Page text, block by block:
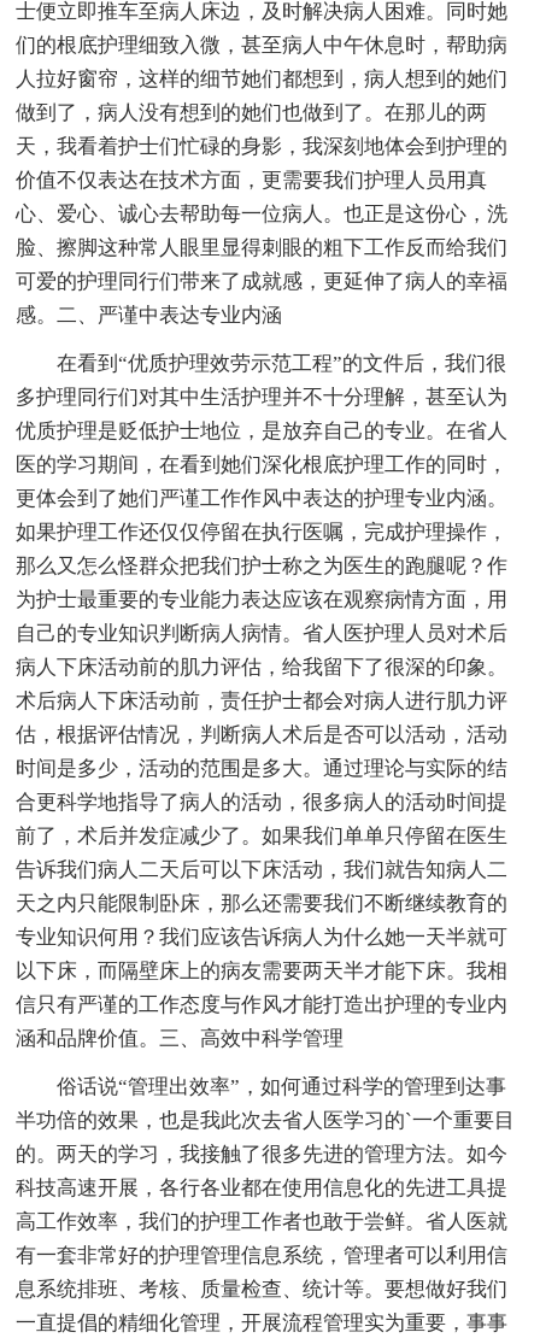
士便立即推车至病人床边，及时解决病人困难。同时她
们的根底护理细致入微，甚至病人中午休息时，帮助病
人拉好窗帘，这样的细节她们都想到，病人想到的她们
做到了，病人没有想到的她们也做到了。在那儿的两
天，我看着护士们忙碌的身影，我深刻地体会到护理的
价值不仅表达在技术方面，更需要我们护理人员用真
心、爱心、诚心去帮助每一位病人。也正是这份心，洗
脸、擦脚这种常人眼里显得刺眼的粗下工作反而给我们
可爱的护理同行们带来了成就感，更延伸了病人的幸福
感。二、严谨中表达专业内涵
在看到“优质护理效劳示范工程”的文件后，我们很
多护理同行们对其中生活护理并不十分理解，甚至认为
优质护理是贬低护士地位，是放弃自己的专业。在省人
医的学习期间，在看到她们深化根底护理工作的同时，
更体会到了她们严谨工作作风中表达的护理专业内涵。
如果护理工作还仅仅停留在执行医嘱，完成护理操作，
那么又怎么怪群众把我们护士称之为医生的跑腿呢？作
为护士最重要的专业能力表达应该在观察病情方面，用
自己的专业知识判断病人病情。省人医护理人员对术后
病人下床活动前的肌力评估，给我留下了很深的印象。
术后病人下床活动前，责任护士都会对病人进行肌力评
估，根据评估情况，判断病人术后是否可以活动，活动
时间是多少，活动的范围是多大。通过理论与实际的结
合更科学地指导了病人的活动，很多病人的活动时间提
前了，术后并发症减少了。如果我们单单只停留在医生
告诉我们病人二天后可以下床活动，我们就告知病人二
天之内只能限制卧床，那么还需要我们不断继续教育的
专业知识何用？我们应该告诉病人为什么她一天半就可
以下床，而隔壁床上的病友需要两天半才能下床。我相
信只有严谨的工作态度与作风才能打造出护理的专业内
涵和品牌价值。三、高效中科学管理
俗话说“管理出效率”，如何通过科学的管理到达事
半功倍的效果，也是我此次去省人医学习的`一个重要目
的。两天的学习，我接触了很多先进的管理方法。如今
科技高速开展，各行各业都在使用信息化的先进工具提
高工作效率，我们的护理工作者也敢于尝鲜。省人医就
有一套非常好的护理管理信息系统，管理者可以利用信
息系统排班、考核、质量检查、统计等。要想做好我们
一直提倡的精细化管理，开展流程管理实为重要，事事